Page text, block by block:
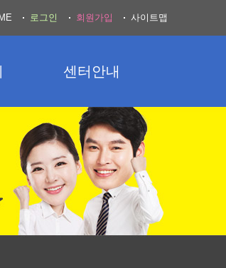
센터안내
로그인 회원가입 사이트맵